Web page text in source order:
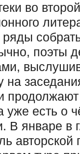
во
поэты
на
продолжают
уже есть о
В январе в